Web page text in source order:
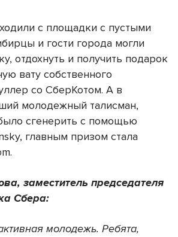
с площадки с пустыми
и гости города могли
отдохнуть и получить подарок
вату собственного
со СберКотом. А в
молодежный талисман,
сгенерить с помощью
главным призом стала
заместитель председателя
Сбера:
молодежь. Ребята,